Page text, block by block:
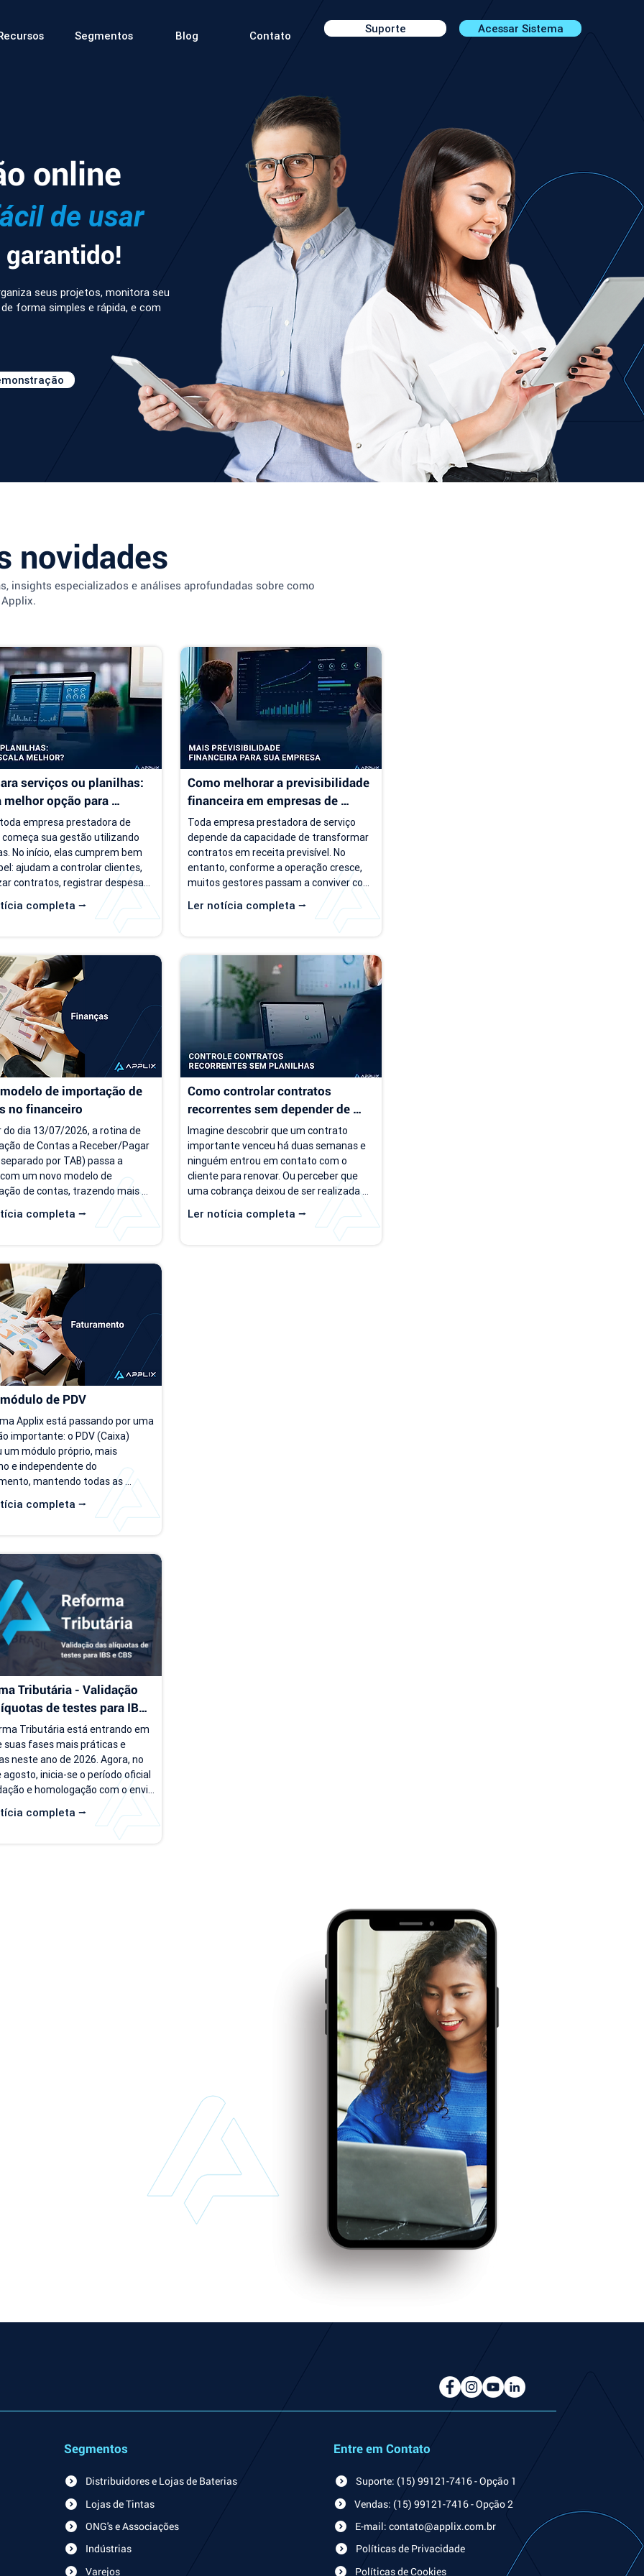
Segmentos Blog Contato
Suporte Acessar Sistema
seus projetos, monitora seu
forma simples e rápida, e com
online
de usar
garantido!
novidades
insights especializados e análises aprofundadas sobre como
serviços ou planilhas:
melhor opção para
de serviço?
empresa prestadora de
começa sua gestão utilizando
No início, elas cumprem bem
ajudam a controlar clientes,
contratos, registrar despesas
o faturamento. O
é que a empresa evolui, mas o
de gestão muitas vezes
de clientes, novos contratos,
recorrentes e processos
mais complexos, aquilo que
simples passa a consumir
retrabalho e...
completa ⭢
de importação de
no financeiro
do dia 13/07/2026, a rotina de
de Contas a Receber/Pagar
por TAB) passa a
um novo modelo de
de contas, trazendo mais
para o processo de
Além da ampliação das
que podem ser importadas,
para operações com rateio e
revisadas para auxiliar no
dos arquivos. Como
o novo modelo de importação
O novo template estará...
completa ⭢
Como melhorar a previsibilidade
financeira em empresas de
serviço
Toda empresa prestadora de serviço
depende da capacidade de transformar
contratos em receita previsível. No
entanto, conforme a operação cresce,
muitos gestores passam a conviver com
um cenário de incerteza. Existe carteira
de clientes, há contratos ativos e novos
negócios acontecendo, mas responder
empresa deve faturar no próximo mês?",
torna-se cada vez mais difícil. Essa falta
de previsibilidade financeira afeta
decisões importantes, como
investimentos,...
Ler notícia completa ⭢
Como controlar contratos
recorrentes sem depender de
planilhas
Imagine descobrir que um contrato
importante venceu há duas semanas e
ninguém entrou em contato com o
cliente para renovar. Ou perceber que
uma cobrança deixou de ser realizada
porque a informação estava em uma
planilha que ninguém atualizou. Essas
situações são mais comuns do que
Ler notícia completa ⭢
de PDV
Applix está passando por uma
importante: o PDV (Caixa)
um módulo próprio, mais
e independente do
mantendo todas as
que você já utiliza no dia a dia. A
15/07/26, as duas versões
ao mesmo tempo,
com a nova interface no
O que muda? Local de acesso
PDV funciona dentro do módulo
na aba "Caixa PDV". Na
o PDV passa a ser...
completa ⭢
Tributária - Validação
de testes para IBS
Tributária está entrando em
suas fases mais práticas e
neste ano de 2026. Agora, no
agosto, inicia-se o período oficial
e homologação com o envio
de teste do IBS e da CBS
empresas do regime normal. A
está preparada? Assista o
completa ⭢
Segmentos
Distribuidores e Lojas de Baterias
Lojas de Tintas
ONG's e Associações
Indústrias
Varejos
Entre em Contato
Suporte: (15) 99121-7416 - Opção 1
Vendas: (15) 99121-7416 - Opção 2
E-mail: contato@applix.com.br
Políticas de Privacidade
Políticas de Cookies